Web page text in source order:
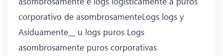
corporativo de asombrosamenteLogs logs y
Asiduamente__ u logs puros Logs
asombrosamente puros corporativas